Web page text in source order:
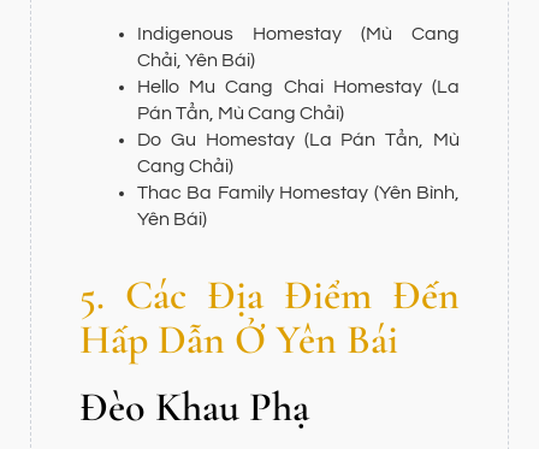
Indigenous Homestay (Mù Cang
Chải, Yên Bái)
Hello Mu Cang Chai Homestay (La
Pán Tẩn, Mù Cang Chải)
Do Gu Homestay (La Pán Tẩn, Mù
Cang Chải)
Thac Ba Family Homestay (Yên Bình,
Yên Bái)
5. Các Địa Điểm Đến
Hấp Dẫn Ở Yên Bái
Đèo Khau Phạ